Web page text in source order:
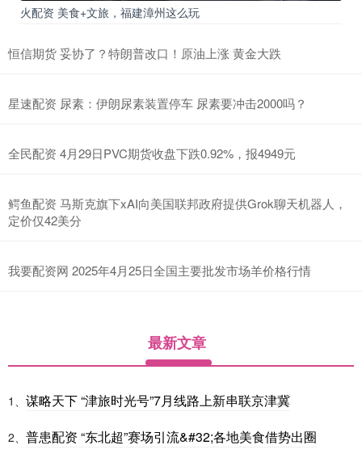
火配资 美食+文旅，福建漳州这么玩
恒信期货 妥协了？特朗普改口！原油上涨 黄金大跌
星速配资 尿素：伊朗尿素装置停车 尿素要冲击2000吗？
全民配资 4月29日PVC期货收盘下跌0.92%，报4949元
鳄鱼配资 马斯克旗下xAI向美国联邦政府提供Grok聊天机器人，
定价仅42美分
我要配资网 2025年4月25日全国主要批发市场羊价格行情
最新文章
1、 谋略天下 “津旅时光号”7月线路上新串联京津冀
2、 普患配资 “东北超”赛场引流&#32;各地美食借势出圈